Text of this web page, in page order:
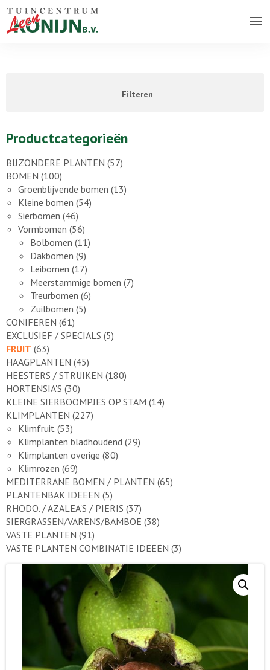
Filteren
Productcategorieën
BIJZONDERE PLANTEN (57)
BOMEN (100)
Groenblijvende bomen (13)
Kleine bomen (54)
Sierbomen (46)
Vormbomen (56)
Bolbomen (11)
Dakbomen (9)
Leibomen (17)
Meerstammige bomen (7)
Treurbomen (6)
Zuilbomen (5)
CONIFEREN (61)
EXCLUSIEF / SPECIALS (5)
FRUIT (63)
HAAGPLANTEN (45)
HEESTERS / STRUIKEN (180)
HORTENSIA'S (30)
KLEINE SIERBOOMPJES OP STAM (14)
KLIMPLANTEN (227)
Klimfruit (53)
Klimplanten bladhoudend (29)
Klimplanten overige (80)
Klimrozen (69)
MEDITERRANE BOMEN / PLANTEN (65)
PLANTENBAK IDEEËN (5)
RHODO. / AZALEA'S / PIERIS (37)
SIERGRASSEN/VARENS/BAMBOE (38)
VASTE PLANTEN (91)
VASTE PLANTEN COMBINATIE IDEEËN (3)